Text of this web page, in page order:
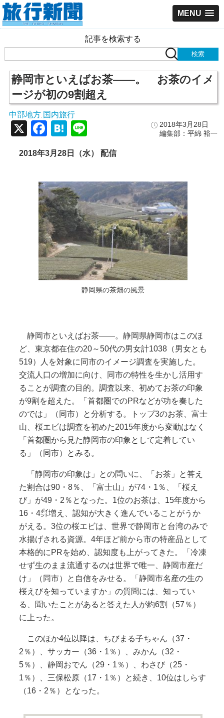
MENU
記事を検索する
静岡市といえばお茶――。 お茶のイメ
ージが初の9割超え
中部地方 国内旅行
2018年3月28日
編集部：平綿 裕一
X Facebook
Hatena
2018年3月28日（水） 配信
静岡県の茶畑の風景
静岡市といえばお茶――。静岡県静岡市はこのほ
ど、東京都在住の20～50代の男女計1038（男女とも
519）人を対象に同市のイメージ調査を実施した。
交流人口の増加に向け、同市の特性を生かし活用す
ることが調査の目的。調査以来、初めてお茶の印象
が9割を超えた。「首都圏でのPRなどが功を奏した
のでは」（同市）と分析する。トップ3のお茶、富士
山、桜エビは調査を初めた2015年度から変動はなく
「首都圏から見た静岡市の印象として定着してい
る」（同市）とみる。
「静岡市の印象は」との問いに、「お茶」と答え
た割合は90・8％、「富士山」が74・1％、「桜え
び」が49・2％となった。1位のお茶は、15年度から
16・4㌽増え、認知が大きく進んでいることがうか
がえる。3位の桜エビは、世界で静岡市と台湾のみで
水揚げされる資源。4年ほど前から市の特産品として
本格的にPRを始め、認知度も上がってきた。「冷凍
せず生のまま流通するのは世界で唯一、静岡市産だ
け」（同市）と自信をみせる。「静岡市名産の生の
桜えびを知っていますか」の質問には、知ってい
る、聞いたことがあると答えた人が約6割（57％）
に上った。
このほか4位以降は、ちびまる子ちゃん（37・
2％）、サッカー（36・1％）、みかん（32・
5％）、静岡おでん（29・1％）、わさび（25・
1％）、三保松原（17・1％）と続き、10位はしらす
（16・2％）となった。